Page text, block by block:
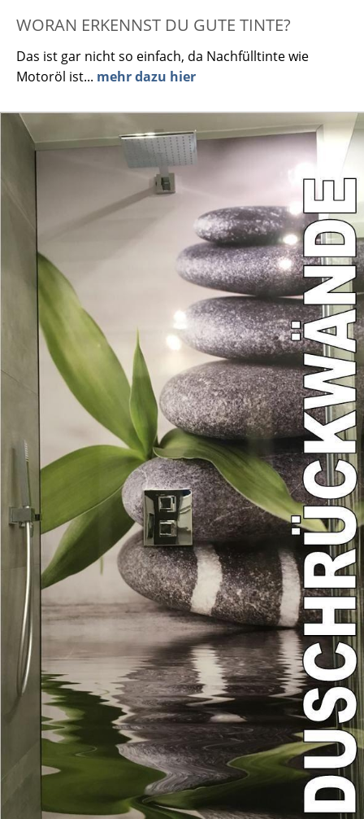
WORAN ERKENNST DU GUTE TINTE?
Das ist gar nicht so einfach, da Nachfülltinte wie
Motoröl ist... mehr dazu hier